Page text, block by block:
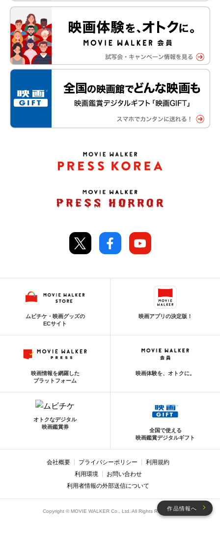
作品情報へ
ムビチケ・映画グッズの
ECサイト
映画アプリの決定版！
映画情報を網羅した
プラットフォーム
映画体験を、オトクに。
オトクなデジタル
映画鑑賞券
全国で使える
映画鑑賞デジタルギフト
会社概要 プライバシーポリシー
利用規約
利用環境
お問い合わせ
利用者情報の外部送信について
Copyright © MOVIE WALKER Co., Ltd. All Rights Reserved.